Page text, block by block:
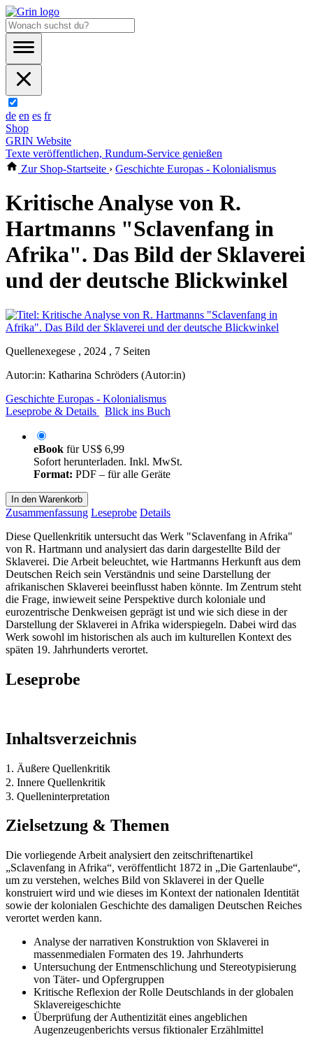
de en es fr
Shop
GRIN Website
Texte veröffentlichen, Rundum-Service genießen
Zur Shop-Startseite › Geschichte Europas - Kolonialismus
Kritische Analyse von R.
Hartmanns "Sclavenfang in
Afrika". Das Bild der Sklaverei
und der deutsche Blickwinkel
Quellenexegese , 2024 , 7 Seiten
Autor:in: Katharina Schröders (Autor:in)
Geschichte Europas - Kolonialismus
Leseprobe & Details
Blick ins Buch
eBook fürUS$ 6,99
Sofort herunterladen. Inkl. MwSt.
Format: PDF – für alle Geräte
In den Warenkorb
Zusammenfassung Leseprobe Details
Diese Quellenkritik untersucht das Werk "Sclavenfang in Afrika"
von R. Hartmann und analysiert das darin dargestellte Bild der
Sklaverei. Die Arbeit beleuchtet, wie Hartmanns Herkunft aus dem
Deutschen Reich sein Verständnis und seine Darstellung der
afrikanischen Sklaverei beeinflusst haben könnte. Im Zentrum steht
die Frage, inwieweit seine Perspektive durch koloniale und
eurozentrische Denkweisen geprägt ist und wie sich diese in der
Darstellung der Sklaverei in Afrika widerspiegeln. Dabei wird das
Werk sowohl im historischen als auch im kulturellen Kontext des
späten 19. Jahrhunderts verortet.
Leseprobe
Inhaltsverzeichnis
1. Äußere Quellenkritik
2. Innere Quellenkritik
3. Quelleninterpretation
Zielsetzung & Themen
Die vorliegende Arbeit analysiert den zeitschriftenartikel
„Sclavenfang in Afrika“, veröffentlicht 1872 in „Die Gartenlaube“,
um zu verstehen, welches Bild von Sklaverei in der Quelle
konstruiert wird und wie dieses im Kontext der nationalen Identität
sowie der kolonialen Geschichte des damaligen Deutschen Reiches
verortet werden kann.
Analyse der narrativen Konstruktion von Sklaverei in
massenmedialen Formaten des 19. Jahrhunderts
Untersuchung der Entmenschlichung und Stereotypisierung
von Täter- und Opfergruppen
Kritische Reflexion der Rolle Deutschlands in der globalen
Sklavereigeschichte
Überprüfung der Authentizität eines angeblichen
Augenzeugenberichts versus fiktionaler Erzählmittel